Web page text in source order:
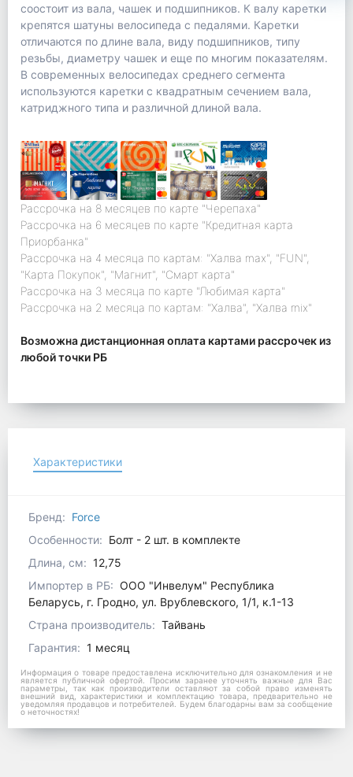
соостоит из вала, чашек и подшипников. К валу каретки
крепятся шатуны велосипеда с педалями. Каретки
отличаются по длине вала, виду подшипников, типу
резьбы, диаметру чашек и еще по многим показателям.
В современных велосипедах среднего сегмента
используются каретки с квадратным сечением вала,
катриджного типа и различной длиной вала.
Рассрочка на 8 месяцев по карте "Черепаха"
Рассрочка на 6 месяцев по карте "Кредитная карта
Приорбанка"
Рассрочка на 4 месяца по картам: "Халва max", "FUN",
"Карта Покупок", "Магнит", "Смарт карта"
Рассрочка на 3 месяца по карте "Любимая карта"
Рассрочка на 2 месяца по картам: "Халва", "Халва mix"
Возможна дистанционная оплата картами рассрочек из
любой точки РБ
Характеристики
Бренд: Force
Особенности: Болт - 2 шт. в комплекте
Длина, см: 12,75
Импортер в РБ: ООО "Инвелум" Республика
Беларусь, г. Гродно, ул. Врублевского, 1/1, к.1-13
Страна производитель: Тайвань
Гарантия: 1 месяц
Информация о товаре предоставлена исключительно для ознакомления и не
является публичной офертой. Просим заранее уточнять важные для Вас
параметры, так как производители оставляют за собой право изменять
внешний вид, характеристики и комплектацию товара, предварительно не
уведомляя продавцов и потребителей. Будем благодарны вам за сообщение
о неточностях!